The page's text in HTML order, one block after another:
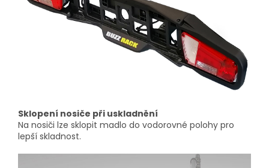
Sklopení nosiče při uskladnění
Na nosiči lze sklopit madlo do vodorovné polohy pro
lepší skladnost.